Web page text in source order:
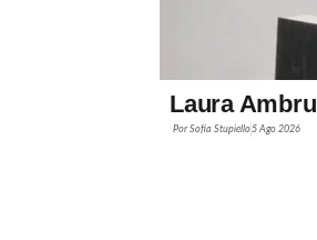
Laura
Por Sofía Stupiello5 Ago 2026